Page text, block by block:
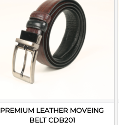
PREMIUM LEATHER MOVEING
BELT CDB201